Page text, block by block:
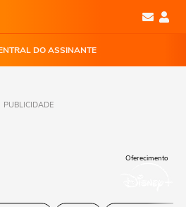
DO ASSINANTE
PUBLICIDADE
Oferecimento